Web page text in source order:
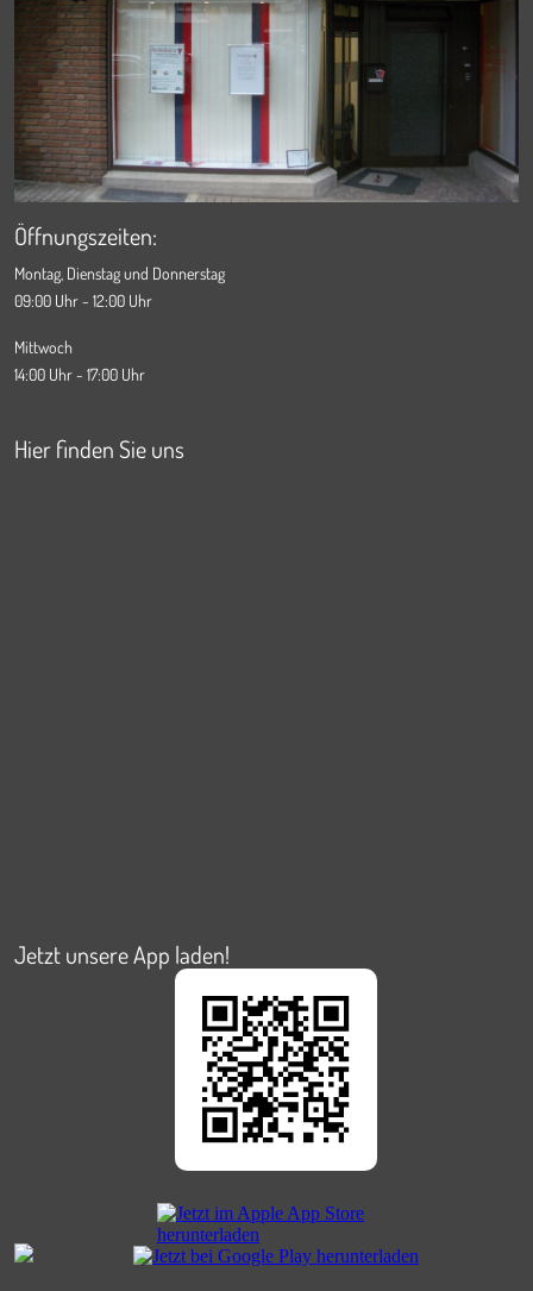
Öffnungszeiten:
Montag, Dienstag und Donnerstag
09:00 Uhr - 12:00 Uhr
Mittwoch
14:00 Uhr - 17:00 Uhr
Hier finden Sie uns
Jetzt unsere App laden!